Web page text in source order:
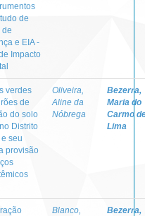
de
de
e EIA -
Impacto
verdes
de
do solo
Distrito
seu
provisão
Oliveira,
Aline da
Nóbrega
Bezerra,
Maria do
Carmo
Lima
Blanco,
Bezerra,